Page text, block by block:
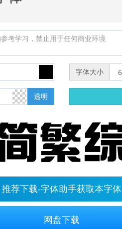
字体大小
透明
推荐下载-字体助手获取本字体
网盘下载